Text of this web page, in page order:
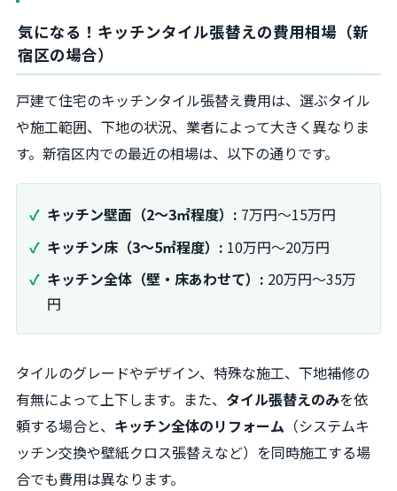
気になる！キッチンタイル張替えの費用相場（新
宿区の場合）
戸建て住宅のキッチンタイル張替え費用は、選ぶタイル
や施工範囲、下地の状況、業者によって大きく異なりま
す。新宿区内での最近の相場は、以下の通りです。
キッチン壁面（2〜3㎡程度）: 7万円〜15万円
キッチン床（3〜5㎡程度）: 10万円〜20万円
キッチン全体（壁・床あわせて）: 20万円〜35万
円
タイルのグレードやデザイン、特殊な施工、下地補修の
有無によって上下します。また、 タイル張替えのみを依
頼する場合と、 キッチン全体のリフォーム （システムキ
ッチン交換や壁紙クロス張替えなど）を同時施工する場
合でも費用は異なります。